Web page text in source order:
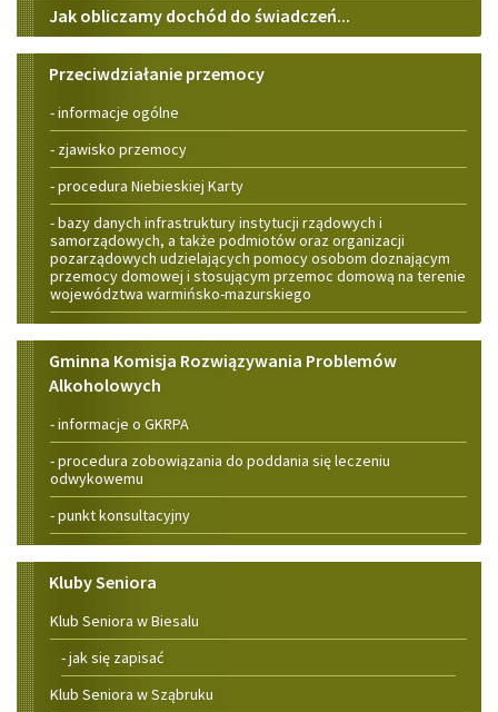
Jak obliczamy dochód do świadczeń...
Zespół
Interdyscyplinarny
Przeciwdziałanie przemocy
- informacje ogólne
- zjawisko przemocy
- procedura Niebieskiej Karty
- bazy danych infrastruktury instytucji rządowych i
samorządowych, a także podmiotów oraz organizacji
pozarządowych udzielających pomocy osobom doznającym
przemocy domowej i stosującym przemoc domową na terenie
województwa warmińsko-mazurskiego
Gminna
Komisja
Rozwiązywania
Problemów
Alkoholowych
Gminna Komisja Rozwiązywania Problemów
Alkoholowych
- informacje o GKRPA
- procedura zobowiązania do poddania się leczeniu
odwykowemu
- punkt konsultacyjny
Kluby
Seniora
Kluby Seniora
Klub Seniora w Biesalu
- jak się zapisać
Klub Seniora w Sząbruku